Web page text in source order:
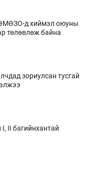
ӨМӨЗО-д хиймэл оюуны
төлөвлөж байна
зориулсан тусгай
II багийнхантай